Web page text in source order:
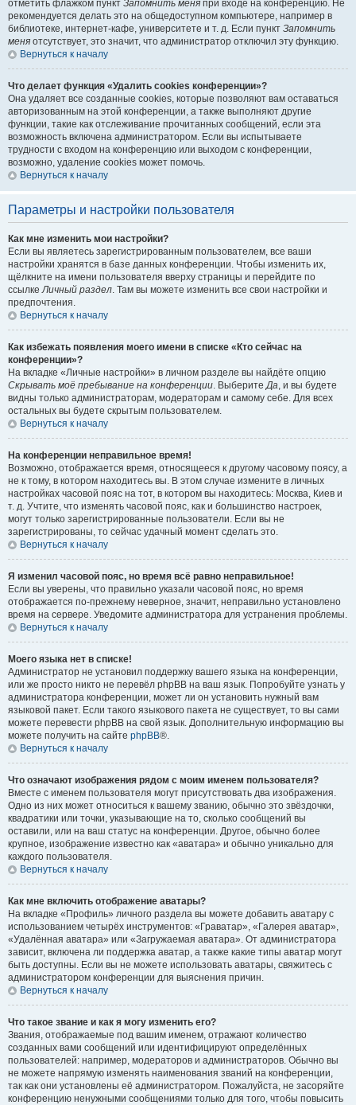
отметить флажком пункт Запомнить меня при входе на конференцию. Не
рекомендуется делать это на общедоступном компьютере, например в
библиотеке, интернет-кафе, университете и т. д. Если пункт Запомнить
меня отсутствует, это значит, что администратор отключил эту функцию.
Вернуться к началу
Что делает функция «Удалить cookies конференции»?
Она удаляет все созданные cookies, которые позволяют вам оставаться
авторизованным на этой конференции, а также выполняют другие
функции, такие как отслеживание прочитанных сообщений, если эта
возможность включена администратором. Если вы испытываете
трудности с входом на конференцию или выходом с конференции,
возможно, удаление cookies может помочь.
Вернуться к началу
Параметры и настройки пользователя
Как мне изменить мои настройки?
Если вы являетесь зарегистрированным пользователем, все ваши
настройки хранятся в базе данных конференции. Чтобы изменить их,
щёлкните на имени пользователя вверху страницы и перейдите по
ссылкеЛичный раздел. Там вы можете изменить все свои настройки и
предпочтения.
Вернуться к началу
Как избежать появления моего имени в списке «Кто сейчас на
конференции»?
На вкладке «Личные настройки» в личном разделе вы найдёте опцию
Скрывать моё пребывание на конференции. ВыберитеДа, и вы будете
видны только администраторам, модераторам и самому себе. Для всех
остальных вы будете скрытым пользователем.
Вернуться к началу
На конференции неправильное время!
Возможно, отображается время, относящееся к другому часовому поясу, а
не к тому, в котором находитесь вы. В этом случае измените в личных
настройках часовой пояс на тот, в котором вы находитесь: Москва, Киев и
т. д. Учтите, что изменять часовой пояс, как и большинство настроек,
могут только зарегистрированные пользователи. Если вы не
зарегистрированы, то сейчас удачный момент сделать это.
Вернуться к началу
Я изменил часовой пояс, но время всё равно неправильное!
Если вы уверены, что правильно указали часовой пояс, но время
отображается по-прежнему неверное, значит, неправильно установлено
время на сервере. Уведомите администратора для устранения проблемы.
Вернуться к началу
Моего языка нет в списке!
Администратор не установил поддержку вашего языка на конференции,
или же просто никто не перевёл phpBB на ваш язык. Попробуйте узнать у
администратора конференции, может ли он установить нужный вам
языковой пакет. Если такого языкового пакета не существует, то вы сами
можете перевести phpBB на свой язык. Дополнительную информацию вы
можете получить на сайте phpBB®.
Вернуться к началу
Что означают изображения рядом с моим именем пользователя?
Вместе с именем пользователя могут присутствовать два изображения.
Одно из них может относиться к вашему званию, обычно это звёздочки,
квадратики или точки, указывающие на то, сколько сообщений вы
оставили, или на ваш статус на конференции. Другое, обычно более
крупное, изображение известно как «аватара» и обычно уникально для
каждого пользователя.
Вернуться к началу
Как мне включить отображение аватары?
На вкладке «Профиль» личного раздела вы можете добавить аватару с
использованием четырёх инструментов: «Граватар», «Галерея аватар»,
«Удалённая аватара» или «Загружаемая аватара». От администратора
зависит, включена ли поддержка аватар, а также какие типы аватар могут
быть доступны. Если вы не можете использовать аватары, свяжитесь с
администратором конференции для выяснения причин.
Вернуться к началу
Что такое звание и как я могу изменить его?
Звания, отображаемые под вашим именем, отражают количество
созданных вами сообщений или идентифицируют определённых
пользователей: например, модераторов и администраторов. Обычно вы
не можете напрямую изменять наименования званий на конференции,
так как они установлены её администратором. Пожалуйста, не засоряйте
конференцию ненужными сообщениями только для того, чтобы повысить